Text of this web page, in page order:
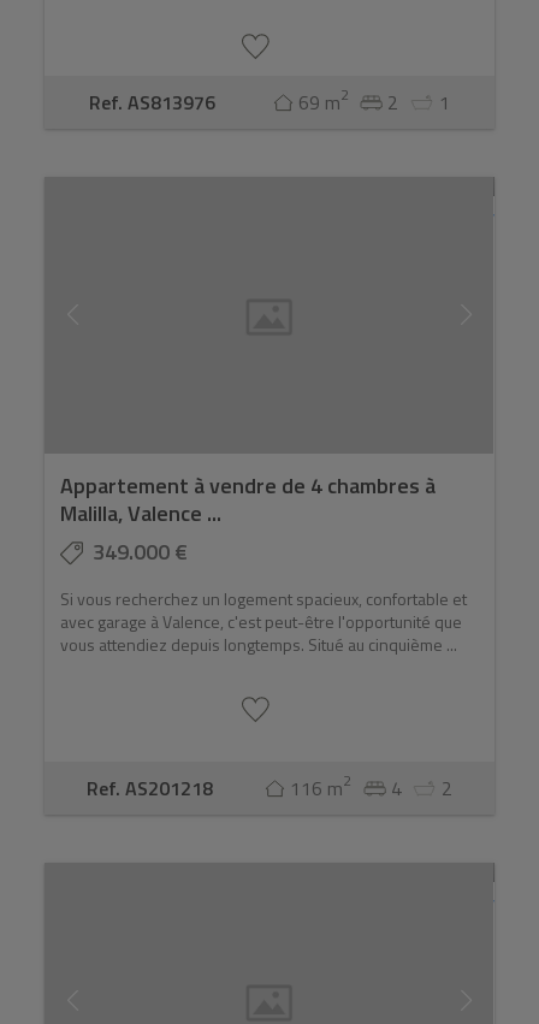
Ref. AS813976 69 m2 2 1
Appartement à vendre de 4 chambres à
Malilla, Valence ...
349.000 €
Si vous recherchez un logement spacieux, confortable et
avec garage à Valence, c'est peut-être l'opportunité que
vous attendiez depuis longtemps. Situé au cinquième ...
Ref. AS201218 116 m2 4 2